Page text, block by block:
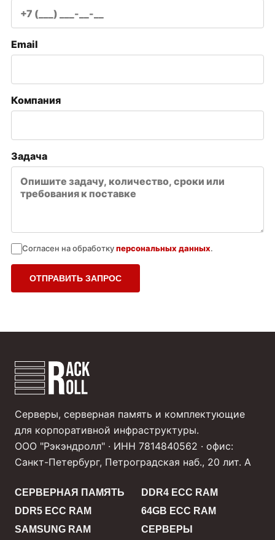
Email
Компания
Задача
Согласен на обработкуперсональных данных.
ОТПРАВИТЬ ЗАПРОС
Серверы, серверная память и комплектующие
для корпоративной инфраструктуры.
ООО "Рэкэндролл" · ИНН 7814840562 · офис:
Санкт-Петербург, Петроградская наб., 20 лит. А
СЕРВЕРНАЯ ПАМЯТЬ
DDR4 ECC RAM
DDR5 ECC RAM
64GB ECC RAM
SAMSUNG RAM
СЕРВЕРЫ